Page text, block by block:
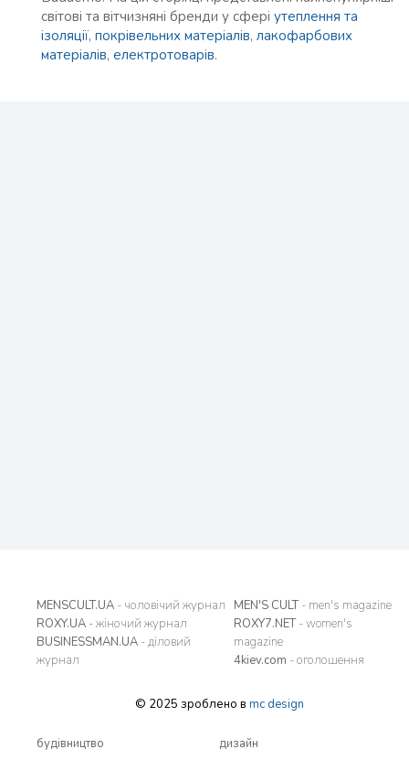
світові та вітчизняні бренди у сфері утеплення та
ізоляції, покрівельних матеріалів, лакофарбових
матеріалів, електротоварів.
MENSCULT.UA - чоловічий журнал
ROXY.UA - жіночий журнал
BUSINESSMAN.UA - діловий
журнал
MEN'S CULT- men's magazine
ROXY7.NET- women's
magazine
4kiev.com - оголошення
© 2025 зроблено в mc design
будівництво
дизайн